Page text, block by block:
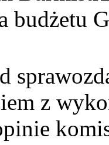
budżetu
z